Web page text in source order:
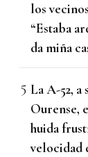
los
“Estaba
da miña
La A-52, a
Ourense,
huida
velocidad